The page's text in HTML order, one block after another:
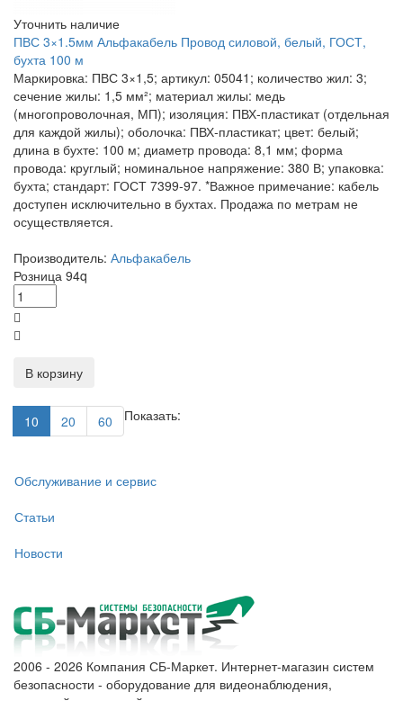
Уточнить наличие
ПВС 3×1.5мм Альфакабель Провод силовой, белый, ГОСТ,
бухта 100 м
Маркировка: ПВС 3×1,5; артикул: 05041; количество жил: 3;
сечение жилы: 1,5 мм²; материал жилы: медь
(многопроволочная, МП); изоляция: ПВХ‑пластикат (отдельная
для каждой жилы); оболочка: ПВХ‑пластикат; цвет: белый;
длина в бухте: 100 м; диаметр провода: 8,1 мм; форма
провода: круглый; номинальное напряжение: 380 В; упаковка:
бухта; стандарт: ГОСТ 7399‑97. *Важное примечание: кабель
доступен исключительно в бухтах. Продажа по метрам не
осуществляется.
Производитель: Альфакабель
Розница 94q
В корзину
Показать:
10 20 60
Обслуживание и сервис
Статьи
Новости
2006 - 2026 Компания СБ-Маркет. Интернет-магазин систем
безопасности - оборудование для видеонаблюдения,